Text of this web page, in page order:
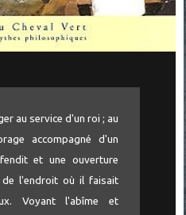
au service d'un roi ; au
accompagné d'un
et une ouverture
de l'endroit où il faisait
Voyant l'abîme et